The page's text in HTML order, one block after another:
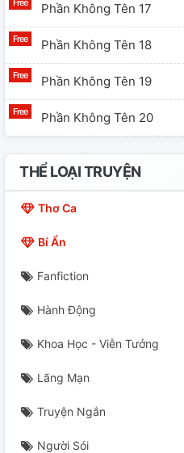
Phần Không Tên 17
Phần Không Tên 18
Phần Không Tên 19
Phần Không Tên 20
Untitled Part 21
Untitled Part 22
THỂ LOẠI TRUYỆN
Thơ Ca
Bí Ẩn
Fanfiction
Hành Động
Khoa Học - Viễn Tưởng
Lãng Mạn
Truyện Ngắn
Người Sói